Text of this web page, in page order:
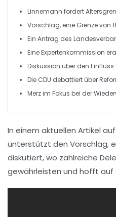
Linnemann fordert
Vorschlag, eine Grenze von
Ein Antrag des
EineExpertenkommission
Diskussion über den Einfluss
Die CDU debattiert über
Merz im Fokus bei der
In einem aktuellen Artikel auf
unterstützt den Vorschlag,
diskutiert, wo zahlreiche
gewährleisten und hofft auf